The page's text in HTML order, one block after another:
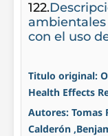
122.
con el uso
Titulo original:
Health Effects
Autores: Tomas
Calderón